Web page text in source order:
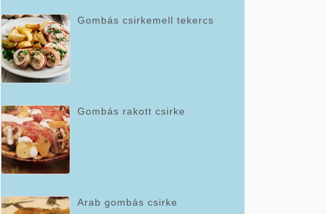
Gombás csirkemell tekercs
Gombás rakott csirke
Arab gombás csirke